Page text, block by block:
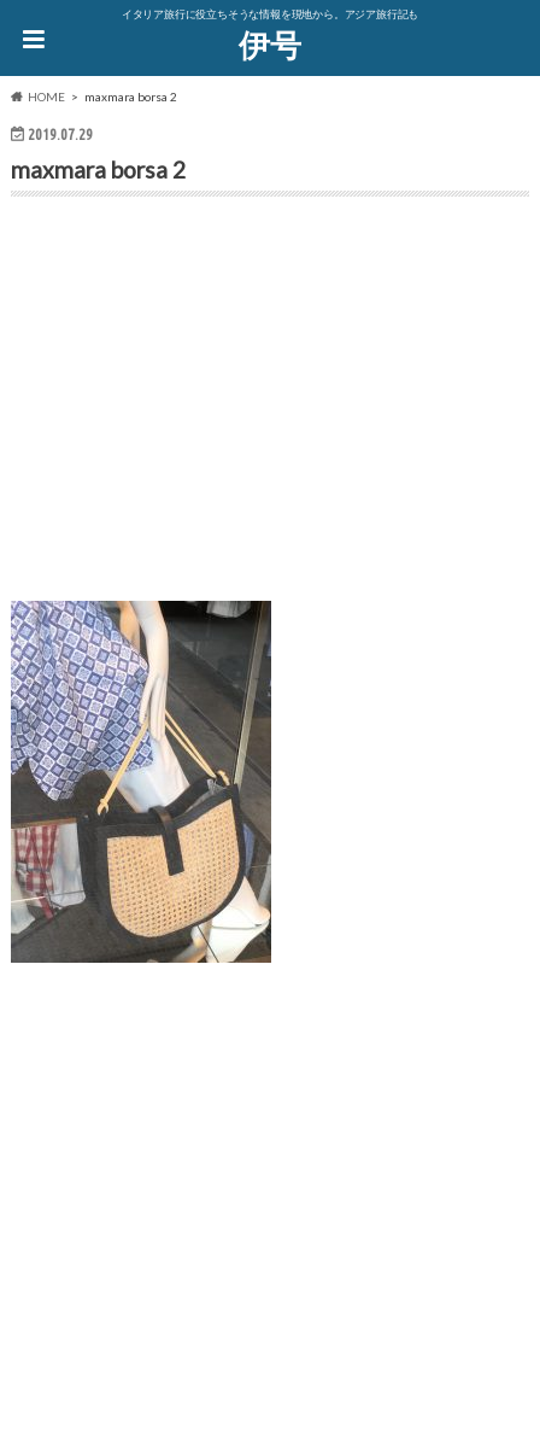
イタリア旅行に役立ちそうな情報を現地から。アジア旅行記も
伊号
HOME maxmara borsa 2
2019.07.29
maxmara borsa 2